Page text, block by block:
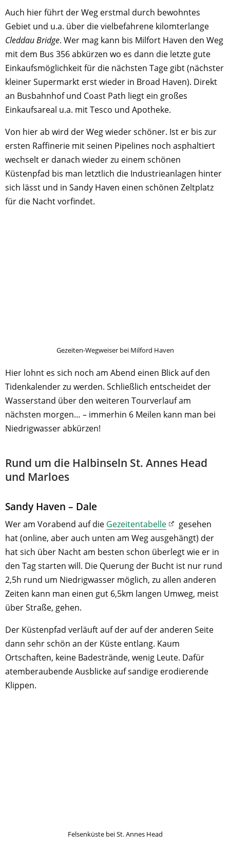
Auch hier führt der Weg erstmal durch bewohntes
Gebiet und u.a. über die vielbefahrene kilomterlange
Cleddau Bridge. Wer mag kann bis Milfort Haven den Weg
mit dem Bus 356 abkürzen wo es dann die letzte gute
Einkaufsmöglichkeit für die nächsten Tage gibt (nächster
kleiner Supermarkt erst wieder in Broad Haven). Direkt
an Busbahnhof und Coast Path liegt ein großes
Einkaufsareal u.a. mit Tesco und Apotheke.
Von hier ab wird der Weg wieder schöner. Ist er bis zur
ersten Raffinerie mit seinen Pipelines noch asphaltiert
wechselt er danach wieder zu einem schönen
Küstenpfad bis man letztlich die Industrieanlagen hinter
sich lässt und in Sandy Haven einen schönen Zeltplatz
für die Nacht vorfindet.
Gezeiten-Wegweiser bei Milford Haven
Hier lohnt es sich noch am Abend einen Blick auf den
Tidenkalender zu werden. Schließlich entscheidet der
Wasserstand über den weiteren Tourverlauf am
nächsten morgen… – immerhin 6 Meilen kann man bei
Niedrigwasser abkürzen!
Rund um die Halbinseln St. Annes Head
und Marloes
Sandy Haven – Dale
Wer am Vorabend auf die Gezeitentabelle
gesehen
hat (online, aber auch unten am Weg ausgehängt) der
hat sich über Nacht am besten schon überlegt wie er in
den Tag starten will. Die Querung der Bucht ist nur rund
2,5h rund um Niedrigwasser möglich, zu allen anderen
Zeiten kann man einen gut 6,5km langen Umweg, meist
über Straße, gehen.
Der Küstenpfad verläuft auf der auf der anderen Seite
dann sehr schön an der Küste entlang. Kaum
Ortschaften, keine Badestrände, wenig Leute. Dafür
atemberaubende Ausblicke auf sandige erodierende
Klippen.
Felsenküste bei St. Annes Head